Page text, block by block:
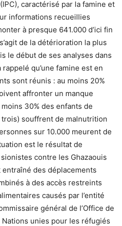
caractérisé par la famine et
informations recueillies
à presque 641.000 d’ici fin
de la détérioration la plus
le début de ses analyses dans
rappelé qu’une famine est en
sont réunis : au moins 20%
affronter un manque
30% des enfants de
souffrent de malnutrition
sur 10.000 meurent de
est le résultat de
contre les Ghazaouis
des déplacements
à des accès restreints
causés par l’entité
général de l’Office de
unies pour les réfugiés